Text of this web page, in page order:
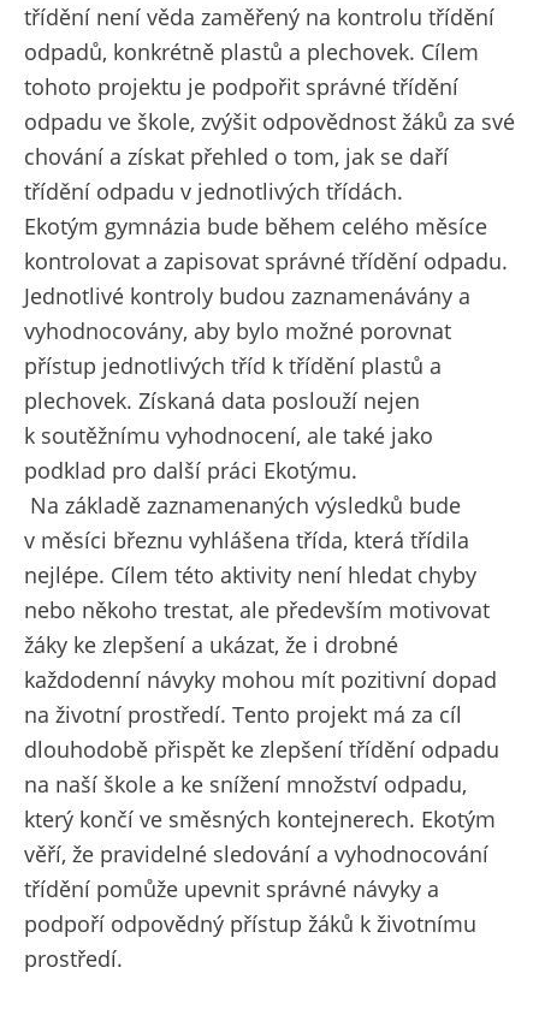
třídění není věda zaměřený na kontrolu třídění
odpadů, konkrétně plastů a plechovek. Cílem
tohoto projektu je podpořit správné třídění
odpadu ve škole, zvýšit odpovědnost žáků za své
chování a získat přehled o tom, jak se daří
třídění odpadu v jednotlivých třídách.
Ekotým gymnázia bude během celého měsíce
kontrolovat a zapisovat správné třídění odpadu.
Jednotlivé kontroly budou zaznamenávány a
vyhodnocovány, aby bylo možné porovnat
přístup jednotlivých tříd k třídění plastů a
plechovek. Získaná data poslouží nejen
k soutěžnímu vyhodnocení, ale také jako
podklad pro další práci Ekotýmu.
Na základě zaznamenaných výsledků bude
v měsíci březnu vyhlášena třída, která třídila
nejlépe. Cílem této aktivity není hledat chyby
nebo někoho trestat, ale především motivovat
žáky ke zlepšení a ukázat, že i drobné
každodenní návyky mohou mít pozitivní dopad
na životní prostředí. Tento projekt má za cíl
dlouhodobě přispět ke zlepšení třídění odpadu
na naší škole a ke snížení množství odpadu,
který končí ve směsných kontejnerech. Ekotým
věří, že pravidelné sledování a vyhodnocování
třídění pomůže upevnit správné návyky a
podpoří odpovědný přístup žáků k životnímu
prostředí.